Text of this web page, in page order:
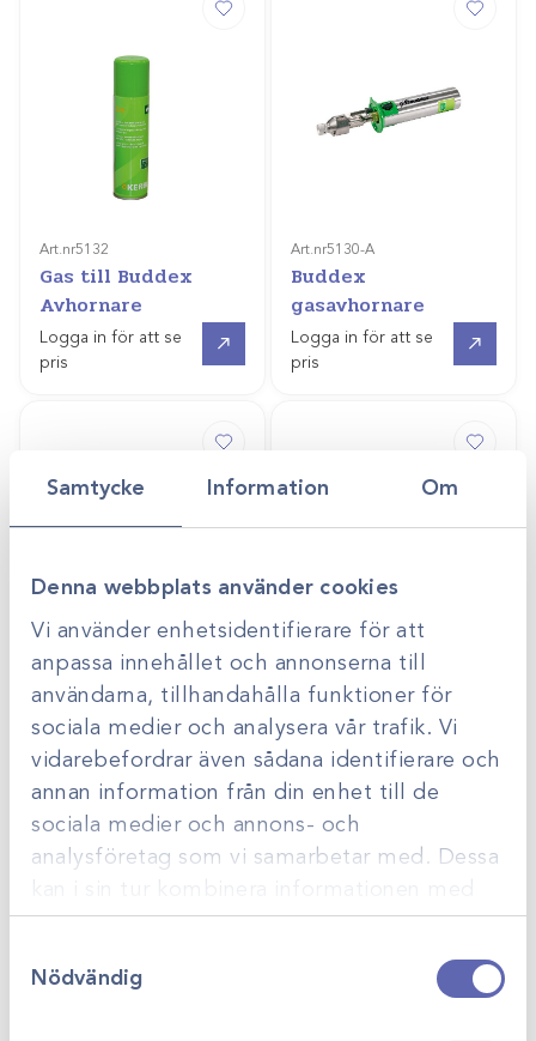
Samtycke Information Om
Denna webbplats använder cookies
Vi använder enhetsidentifierare för att
anpassa innehållet och annonserna till
användarna, tillhandahålla funktioner för
sociala medier och analysera vår trafik. Vi
vidarebefordrar även sådana identifierare och
annan information från din enhet till de
sociala medier och annons- och
analysföretag som vi samarbetar med. Dessa
kan i sin tur kombinera informationen med
annan information som du har tillhandahållit
eller som de har samlat in när du har använt
deras tjänster.
Nödvändig
Art.nr5132
Gas till Buddex
Avhornare
Logga in för att se
pris
Art.nr5130-A
Buddex
gasavhornare
Logga in för att se
pris
Elavhornare 210W
Logga in för att se
pris
Trådsåg 12m
Logga in för att se
pris